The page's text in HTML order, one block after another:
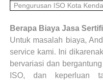
Pengurusan ISO Kota
Berapa Biaya Jasa
Untuk masalah biaya,
service kami. Ini
bervariasi dan
ISO, dan keperluan